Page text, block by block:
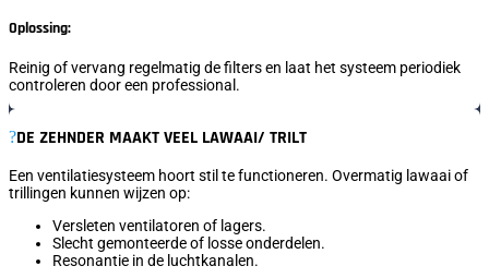
Oplossing:
Reinig of vervang regelmatig de filters en laat het systeem periodiek
controleren door een professional.
DE ZEHNDER MAAKT VEEL LAWAAI/ TRILT
Een ventilatiesysteem hoort stil te functioneren. Overmatig lawaai of
trillingen kunnen wijzen op:
Versleten ventilatoren of lagers.
Slecht gemonteerde of losse onderdelen.
Resonantie in de luchtkanalen.